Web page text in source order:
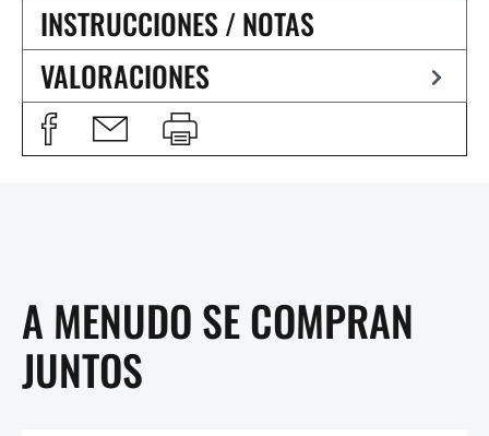
INSTRUCCIONES / NOTAS
VALORACIONES
A MENUDO SE COMPRAN
JUNTOS